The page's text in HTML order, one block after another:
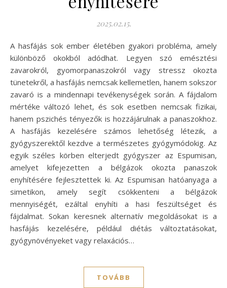
2025.02.15.
A hasfájás sok ember életében gyakori probléma, amely
különböző okokból adódhat. Legyen szó emésztési
zavarokról, gyomorpanaszokról vagy stressz okozta
tünetekről, a hasfájás nemcsak kellemetlen, hanem sokszor
zavaró is a mindennapi tevékenységek során. A fájdalom
mértéke változó lehet, és sok esetben nemcsak fizikai,
hanem pszichés tényezők is hozzájárulnak a panaszokhoz.
A hasfájás kezelésére számos lehetőség létezik, a
gyógyszerektől kezdve a természetes gyógymódokig. Az
egyik széles körben elterjedt gyógyszer az Espumisan,
amelyet kifejezetten a bélgázok okozta panaszok
enyhítésére fejlesztettek ki. Az Espumisan hatóanyaga a
simetikon, amely segít csökkenteni a bélgázok
mennyiségét, ezáltal enyhíti a hasi feszültséget és
fájdalmat. Sokan keresnek alternatív megoldásokat is a
hasfájás kezelésére, például diétás változtatásokat,
gyógynövényeket vagy relaxációs…
TOVÁBB